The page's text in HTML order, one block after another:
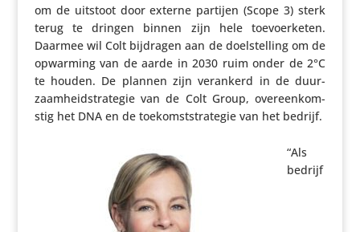
om de uitstoot door externe partijen (Scope 3) sterk
terug te dringen binnen zijn hele toevoer­keten.
Daarmee wil Colt bijdragen aan de doel­stel­ling om de
opwarming van de aarde in 2030 ruim onder de 2°C
te houden. De plannen zijn verankerd in de duur­
zaam­heids­tra­tegie van de Colt Group, over­een­kom­
stig het DNA en de toekomst­stra­tegie van het bedrijf.
“Als
bedrijf